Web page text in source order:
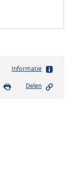
Informatie
Delen